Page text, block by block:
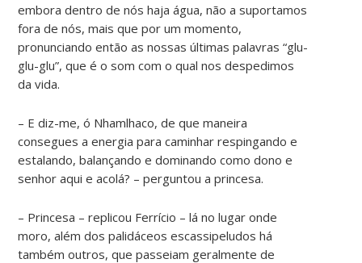
embora dentro de nós haja água, não a suportamos
fora de nós, mais que por um momento,
pronunciando então as nossas últimas palavras “glu-
glu-glu”, que é o som com o qual nos despedimos
da vida.
– E diz-me, ó Nhamlhaco, de que maneira
consegues a energia para caminhar respingando e
estalando, balançando e dominando como dono e
senhor aqui e acolá? – perguntou a princesa.
– Princesa – replicou Ferrício – lá no lugar onde
moro, além dos palidáceos escassipeludos há
também outros, que passeiam geralmente de